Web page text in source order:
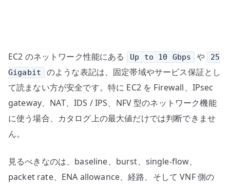
burst
/
single-
flow
NFV
設
へ
の
EC2 のネットワーク性能にある Up to 10 Gbps や
25
Gigabit
のような表記は、固定帯域やサービス保証とし
て読まない方が安全です。特に EC2 を Firewall、IPsec
gateway、NAT、IDS / IPS、NFV 型のネットワーク機能
に使う場合、カタログ上の最大値だけでは判断できませ
ん。
見るべきなのは、baseline、burst、single-flow、
packet rate、ENA allowance、経路、そして VNF 側の